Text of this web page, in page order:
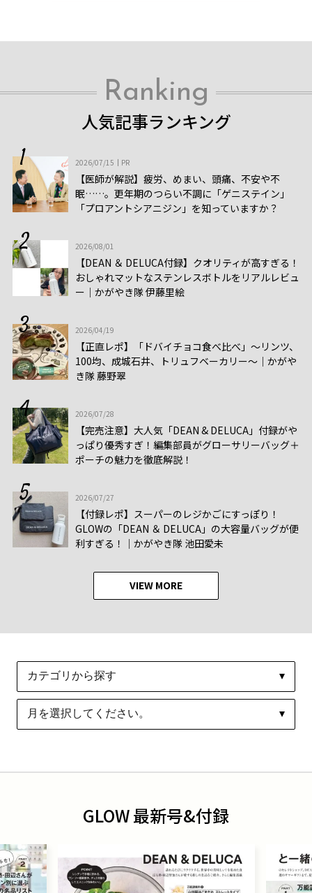
Ranking
人気記事ランキング
2026/07/15 PR
【医師が解説】疲労、めまい、頭痛、不安や不
眠……。更年期のつらい不調に「ゲニステイン」
「プロアントシアニジン」を知っていますか？
2026/08/01
【DEAN ＆ DELUCA付録】クオリティが高すぎる！
おしゃれマットなステンレスボトルをリアルレビュ
ー│かがやき隊 伊藤里絵
2026/04/19
【正直レポ】「ドバイチョコ食べ比べ」～リンツ、
100均、成城石井、トリュフベーカリー～｜かがや
き隊 藤野翠
2026/07/28
【完売注意】大人気「DEAN & DELUCA」付録がや
っぱり優秀すぎ！編集部員がグローサリーバッグ＋
ポーチの魅力を徹底解説！
2026/07/27
【付録レポ】スーパーのレジかごにすっぽり！
GLOWの「DEAN ＆ DELUCA」の大容量バッグが便
利すぎる！│かがやき隊 池田愛未
VIEW MORE
GLOW 最新号&付録